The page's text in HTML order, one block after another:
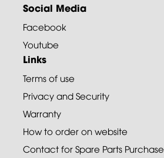
Social Media
Facebook
Youtube
Links
Terms of use
Privacy and Security
Warranty
How to order on website
Contact for Spare Parts Purchase